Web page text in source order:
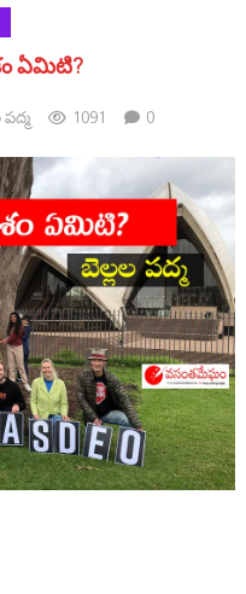
ఏమిటి?
పద్మ 1091 0